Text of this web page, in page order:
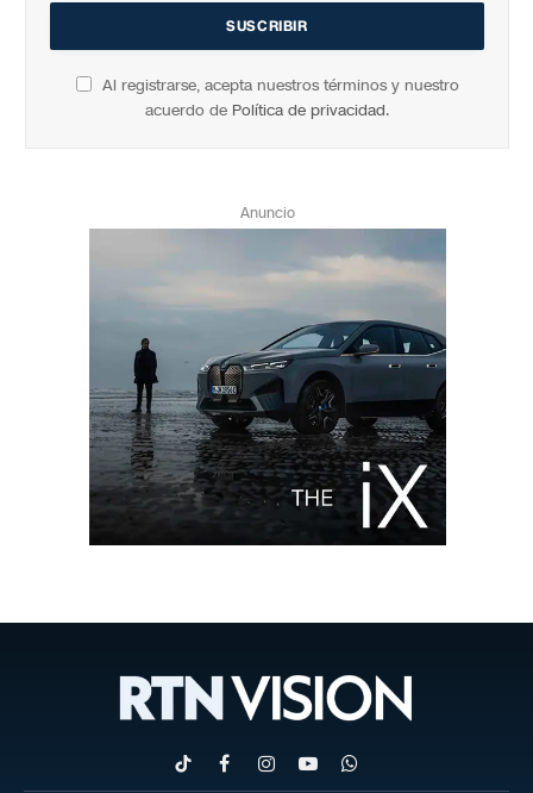
Al registrarse, acepta nuestros términos y nuestro
acuerdo de Política de privacidad.
Anuncio
TikTokFacebookInstagram
YouTubeWhatsApp